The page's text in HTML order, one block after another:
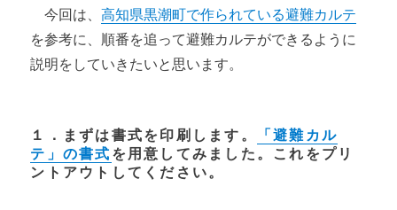
今回は、高知県黒潮町で作られている避難カルテ
を参考に、順番を追って避難カルテができるように
説明をしていきたいと思います。
１．まずは書式を印刷します。
「避難カル
テ」の書式 を用意してみました。これをプリ
ントアウトしてください。